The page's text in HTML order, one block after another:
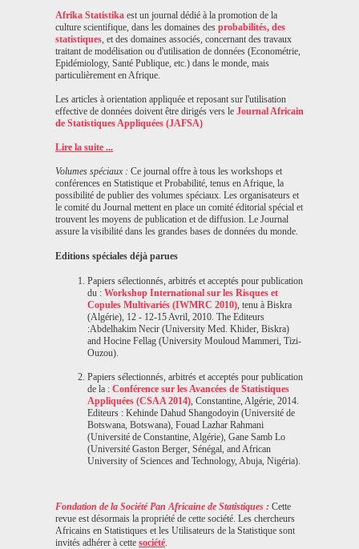
Afrika Statistika est un journal dédié à la promotion de la
culture scientifique, dans les domaines des probabilités, des
statistiques, et des domaines associés, concernant des travaux
traitant de modélisation ou d'utilisation de données (Econométrie,
Epidémiology, Santé Publique, etc.) dans le monde, mais
particulièrement en Afrique.
Les articles à orientation appliquée et reposant sur l'utilisation
effective de données doivent être dirigés vers le Journal Africain
de Statistiques Appliquées (JAFSA)
Lire la suite ...
Volumes spéciaux : Ce journal offre à tous les workshops et
conférences en Statistique et Probabilité, tenus en Afrique, la
possibilité de publier des volumes spéciaux. Les organisateurs et
le comité du Journal mettent en place un comité éditorial spécial et
trouvent les moyens de publication et de diffusion. Le Journal
assure la visibilité dans les grandes bases de données du monde.
Editions spéciales déjà parues
Papiers sélectionnés, arbitrés et acceptés pour publication
du : Workshop International sur les Risques et
Copules Multivariés (IWMRC 2010), tenu à Biskra
(Algérie), 12 - 12-15 Avril, 2010. The Editeurs
:Abdelhakim Necir (University Med. Khider, Biskra)
and Hocine Fellag (University Mouloud Mammeri, Tizi-
Ouzou).
Papiers sélectionnés, arbitrés et acceptés pour publication
de la : Conférence sur les Avancées de Statistiques
Appliquées (CSAA 2014), Constantine, Algérie, 2014.
Editeurs : Kehinde Dahud Shangodoyin (Université de
Botswana, Botswana), Fouad Lazhar Rahmani
(Université de Constantine, Algérie), Gane Samb Lo
(Université Gaston Berger, Sénégal, and African
University of Sciences and Technology, Abuja, Nigéria).
Fondation de la Société Pan Africaine de Statistiques : Cette
revue est désormais la propriété de cette société. Les chercheurs
Africains en Statistiques et les Utilisateurs de la Statistique sont
invités adhérer à cette société.